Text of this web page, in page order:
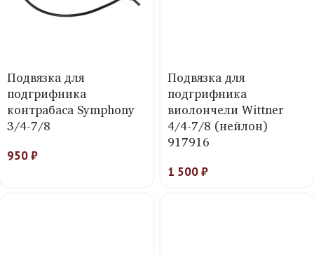
Подвязка для
подгрифника
контрабаса Symphony
3/4-7/8
950₽
Подвязка для
подгрифника
виолончели Wittner
4/4-7/8 (нейлон)
917916
1 500₽